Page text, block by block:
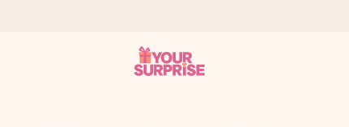
mulig - slik at du kan gi gaven i tide, når den betyr aller